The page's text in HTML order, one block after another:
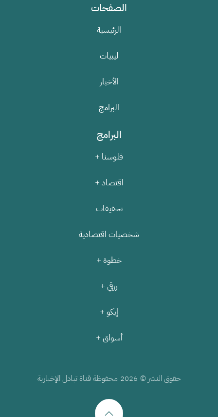
الصفحات
الرئيسية
ليبيات
الأخبار
البرامج
البرامج
فلوسنا +
اقتصاد +
تحقيقات
شخصيات اقتصادية
خطوة +
رزقي +
إيكو +
أسواق +
حقوق النشر © 2026 محفوظة قناة تبادل الإخبارية